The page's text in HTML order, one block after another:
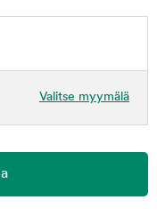
Valitse myymälä